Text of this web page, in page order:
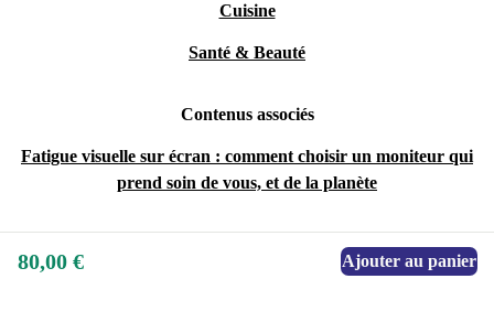
Cuisine
Santé & Beauté
Contenus associés
Fatigue visuelle sur écran : comment choisir un moniteur qui
prend soin de vous, et de la planète
80,00 € Ajouter au panier